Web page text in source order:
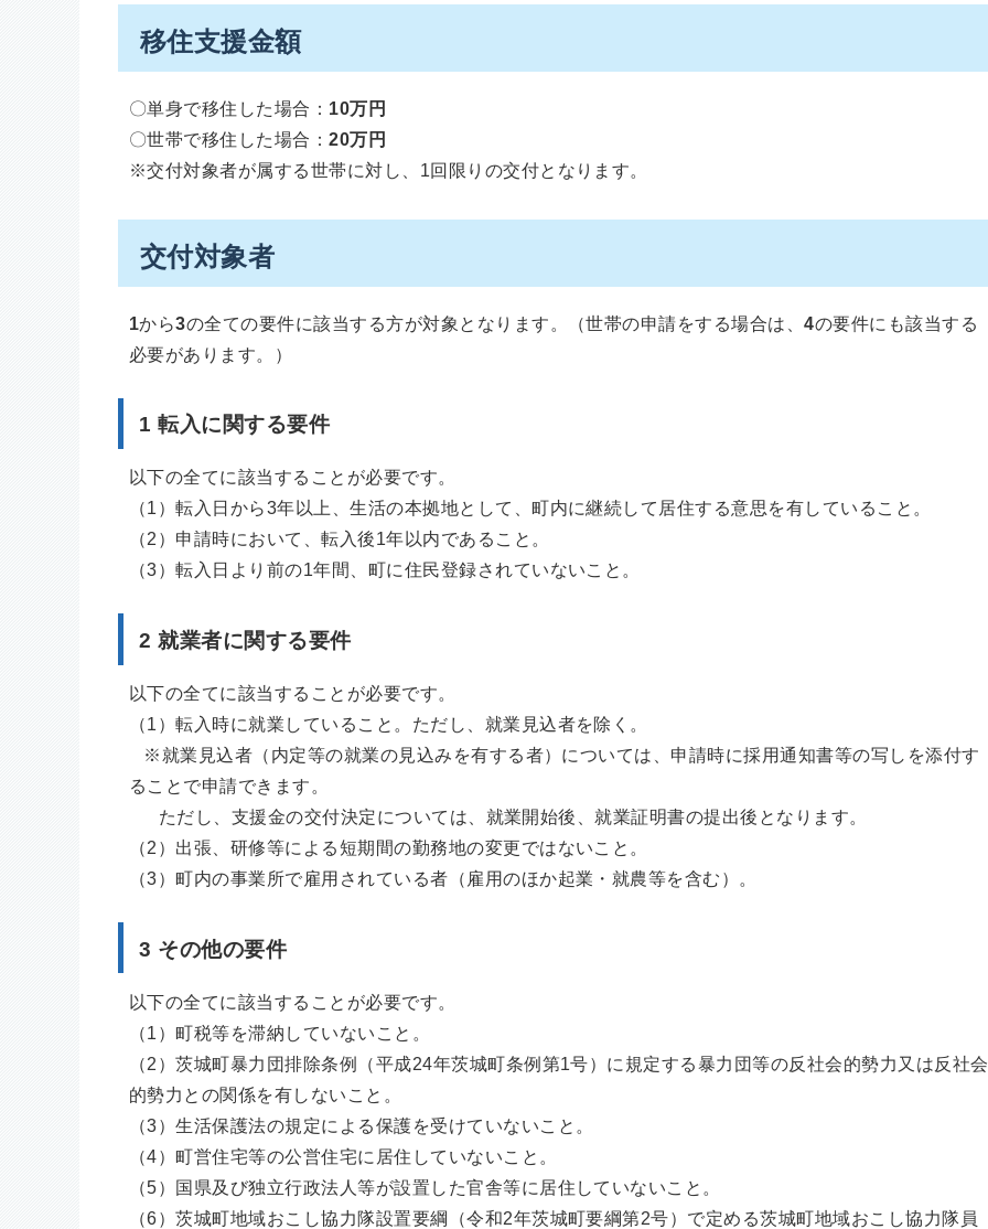
移住支援金額
〇単身で移住した場合： 10万円
〇世帯で移住した場合：20万円
※交付対象者が属する世帯に対し、1回限りの交付となります。
交付対象者
1から3の全ての要件に該当する方が対象となります。（世帯の申請をする場合は、4の要件にも該当する
必要があります。）
1 転入に関する要件
以下の全てに該当することが必要です。
（1）転入日から3年以上、生活の本拠地として、町内に継続して居住する意思を有していること。
（2）申請時において、転入後1年以内であること。
（3）転入日より前の1年間、町に住民登録されていないこと。
2 就業者に関する要件
以下の全てに該当することが必要です。
（1）転入時に就業していること。ただし、就業見込者を除く。
※就業見込者（内定等の就業の見込みを有する者）については、申請時に採用通知書等の写しを添付す
ることで申請できます。
ただし、支援金の交付決定については、就業開始後、就業証明書の提出後となります。
（2）出張、研修等による短期間の勤務地の変更ではないこと。
（3）町内の事業所で雇用されている者（雇用のほか起業・就農等を含む）。
3 その他の要件
以下の全てに該当することが必要です。
（1）町税等を滞納していないこと。
（2）茨城町暴力団排除条例（平成24年茨城町条例第1号）に規定する暴力団等の反社会的勢力又は反社会
的勢力との関係を有しないこと。
（3）生活保護法の規定による保護を受けていないこと。
（4）町営住宅等の公営住宅に居住していないこと。
（5）国県及び独立行政法人等が設置した官舎等に居住していないこと。
（6）茨城町地域おこし協力隊設置要綱（令和2年茨城町要綱第2号）で定める茨城町地域おこし協力隊員